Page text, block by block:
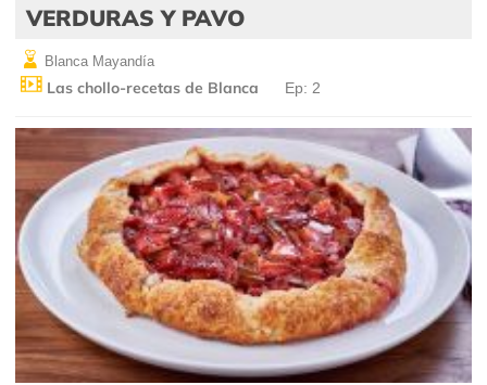
VERDURAS Y PAVO
Blanca Mayandía
Las chollo-recetas de Blanca Ep: 2